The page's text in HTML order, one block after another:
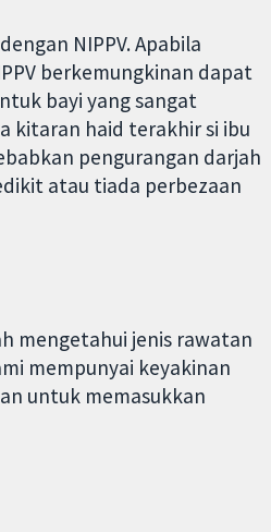
NIPPV. Apabila
berkemungkinan dapat
bayi yang sangat
kitaran haid terakhir si ibu
pengurangan darjah
atau tiada perbezaan
mengetahui jenis rawatan
mempunyai keyakinan
untuk memasukkan